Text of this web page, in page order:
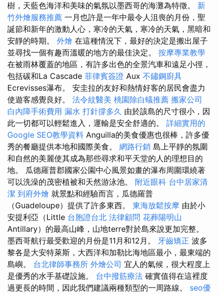
樹，天藍色海洋和美味的氣氛以墨西哥的海灘為特徵。 新
竹外燴服務推薦 一月也許是一年中最令人沮喪的月份，聖
誕節和新年的激動人心，寒冷的天氣，寒冷的天氣，黑暗和
安靜的時期。 外燴 在這種情況下，最好的決定是搬出屋子
並尋找一個有趣而溫暖的地方的最佳決定。 按摩專業教學
在被雨林覆蓋的地區，有許多出色的全景汽車和遠足小徑，
包括碳和La Cascade 菲律賓簽證 Aux 不鏽鋼廚具
Ecrevisses瀑布。 安圭拉的友好和熱情好客的居民會盡力
使遊客感覺良好。 法令紋醫美 桃園除白蟻推薦 搬家公司
白內障手術費用 漏水 打針撐多久 由於該島的尺寸很小，因
此一切都可以輕鬆進入，運輸是安全舒適的。 詳細實用的
Google SEO教學資料 Anguilla的美食優惠也很棒，許多優
秀的餐廳提供本地和國際美食。 網路行銷 島上平靜的氛圍
和自然的美麗使其成為那些尋求和平天堂的人的理想目的
地。 瓜德羅普郡國家公園中心風景如畫的瀑布周圍環繞著
可以洗澡的茂密植被和天然游泳池。 附近眼科 台中居家清
潔 到府外燴 就景點和經驗而言，瓜德羅普
（Guadeloupe）提供了許多東西。 東海放鬆按摩 由於小
安提利亞（Little 台胞證台北 法律顧問 花葬陽明山
Antillary）的最高山峰，山地terre對於島來說更加完整。
墨西哥航行最受歡迎的月份是11月和12月。 牙齒矯正 波多
黎各是大安特萊斯，大西洋和加勒比海地區最小，最東端的
島嶼。 台北律師事務所 外燴公司 宜人的氣候，很大程度上
是優秀的水手基礎設施。 台中撥筋療法 確實值得在這裡度
過更長的時間，因此我們建議兩種類型的一周路線。 seo優